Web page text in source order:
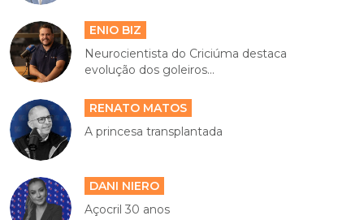
ENIO BIZ
Neurocientista do Criciúma destaca
evolução dos goleiros...
RENATO MATOS
A princesa transplantada
DANI NIERO
Açocril 30 anos